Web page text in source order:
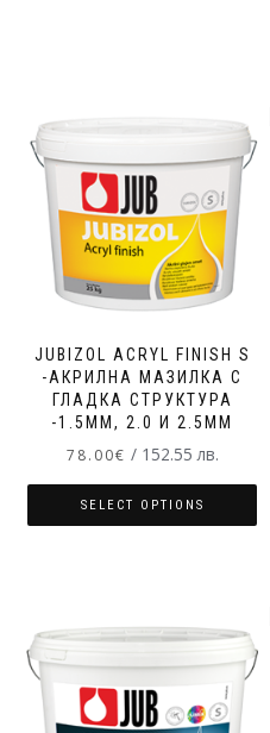
JUBIZOL ACRYL FINISH S
-АКРИЛНА МАЗИЛКА С
ГЛАДКА СТРУКТУРА
-1.5MM, 2.0 И 2.5MM
78.00€ / 152.55 лв.
SELECT OPTIONS